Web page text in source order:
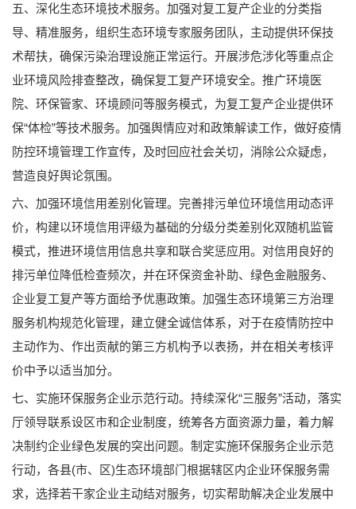
五、深化生态环境技术服务。加强对复工复产企业的分类指
导、精准服务，组织生态环境专家服务团队，主动提供环保技
术帮扶，确保污染治理设施正常运行。开展涉危涉化等重点企
业环境风险排查整改，确保复工复产环境安全。推广环境医
院、环保管家、环境顾问等服务模式，为复工复产企业提供环
保“体检”等技术服务。加强舆情应对和政策解读工作，做好疫情
防控环境管理工作宣传，及时回应社会关切，消除公众疑虑，
营造良好舆论氛围。
六、加强环境信用差别化管理。完善排污单位环境信用动态评
价，构建以环境信用评级为基础的分级分类差别化双随机监管
模式，推进环境信用信息共享和联合奖惩应用。对信用良好的
排污单位降低检查频次，并在环保资金补助、绿色金融服务、
企业复工复产等方面给予优惠政策。加强生态环境第三方治理
服务机构规范化管理，建立健全诚信体系，对于在疫情防控中
主动作为、作出贡献的第三方机构予以表扬，并在相关考核评
价中予以适当加分。
七、实施环保服务企业示范行动。持续深化“三服务”活动，落实
厅领导联系设区市和企业制度，统筹各方面资源力量，着力解
决制约企业绿色发展的突出问题。制定实施环保服务企业示范
行动，各县(市、区)生态环境部门根据辖区内企业环保服务需
求，选择若干家企业主动结对服务，切实帮助解决企业发展中